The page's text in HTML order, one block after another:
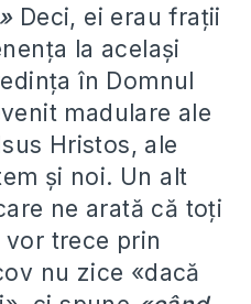
Deci, ei erau frații
la același
în Domnul
madulare ale
Hristos, ale
și noi. Un alt
ne arată că toți
trece prin
nu zice «dacă